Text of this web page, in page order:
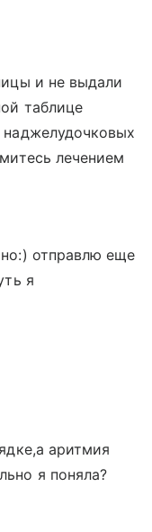
и не выдали
таблице
лечением
отправлю еще
я
аритмия
я поняла?